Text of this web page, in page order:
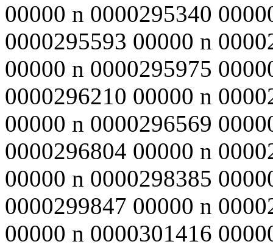
00000 n 0000295340
0000295593 00000 n
00000 n 0000295975
0000296210 00000 n
00000 n 0000296569
0000296804 00000 n
00000 n 0000298385
0000299847 00000 n
00000 n 0000301416